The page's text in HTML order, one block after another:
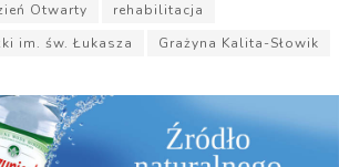
Otwarty
rehabilitacja
im. św. Łukasza
Grażyna Kalita-Słowik